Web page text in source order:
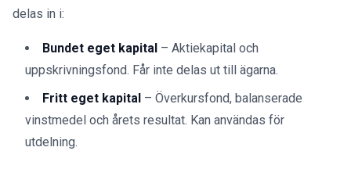
delas in i:
Bundet eget kapital – Aktiekapital och
uppskrivningsfond. Får inte delas ut till ägarna.
Fritt eget kapital – Överkursfond, balanserade
vinstmedel och årets resultat. Kan användas för
utdelning.